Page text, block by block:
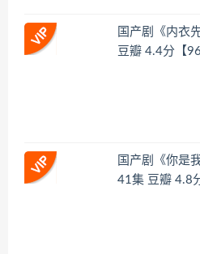
国产剧《内衣
豆瓣 4.4分【
国产剧《你是
41集 豆瓣 4.8